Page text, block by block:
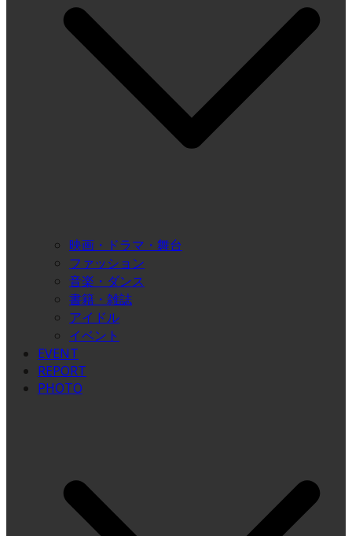
映画・ドラマ・舞台
ファッション
音楽・ダンス
書籍・雑誌
アイドル
イベント
EVENT
REPORT
PHOTO